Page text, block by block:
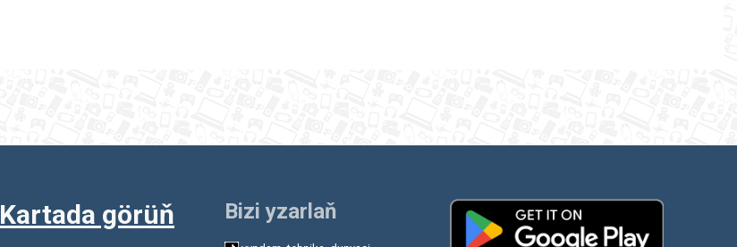
Kartada görüň
Bizi yzarlaň